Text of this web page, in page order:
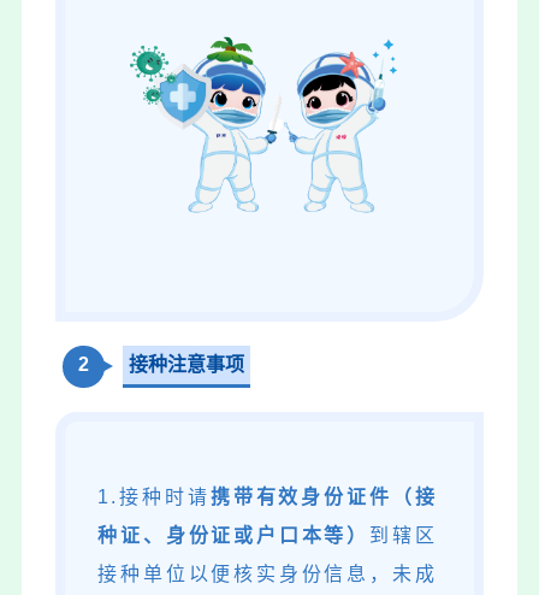
2 接种注意事项
1.接种时请携带有效身份证件（接
种证、身份证或户口本等） 到辖区
接种单位以便核实身份信息，未成